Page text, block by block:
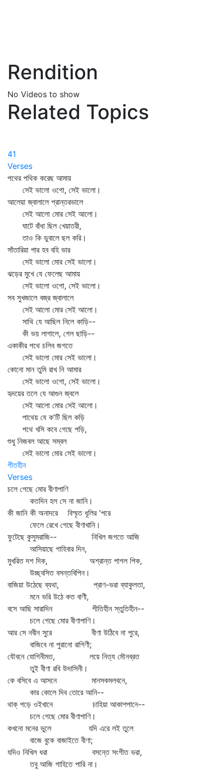
Rendition
No Videos to show
Related Topics
41
Verses
পথের পথিক করেছ আমায়
সেই ভালো ওগো, সেই ভালো।
আলেয়া জ্বালালে প্রান্তরভালে
সেই আলো মোর সেই আলো।
ঘাটে বাঁধা ছিল খেয়াতরী,
তাও কি ডুবালে ছল করি।
সাঁতারিয়া পার হব বহি ভার
সেই ভালো মোর সেই ভালো।
ঝড়ের মুখে যে ফেলেছ আমায়
সেই ভালো ওগো, সেই ভালো।
সব সুখজালে বজ্র জ্বালালে
সেই আলো মোর সেই আলো।
সাথি যে আছিল নিলে কাড়ি--
কী ভয় লাগালে, গেল ছাড়ি--
একাকীর পথে চলিব জগতে
সেই ভালো মোর সেই ভালো।
কোনো মান তুমি রাখ নি আমার
সেই ভালো ওগো, সেই ভালো।
হৃদয়ের তলে যে আগুন জ্বলে
সেই আলো মোর সেই আলো।
পাথেয় যে ক'টি ছিল কড়ি
পথে খসি কবে গেছে পড়ি,
শুধু নিজবল আছে সম্বল
সেই ভালো মোর সেই ভালো।
গীতহীন
Verses
চলে গেছে মোর বীণাপাণি
কতদিন হল সে না জানি।
কী জানি কী অনাদরে বিস্মৃত ধূলির 'পরে
ফেলে রেখে গেছে বীণাখানি।
ফুটেছে কুসুমরাজি-- নিখিল জগতে আজি
আসিয়াছে গাহিবার দিন,
মুখরিত দশ দিক, অশ্রান্ত পাগল পিক,
উচ্ছ্বসিত বসন্তবিপিন।
বাজিয়া উঠেছে ব্যথা, প্রাণ-ভরা ব্যাকুলতা,
মনে ভরি উঠে কত বাণী,
বসে আছি সারাদিন গীতিহীন স্তুতিহীন--
চলে গেছে মোর বীণাপাণি।
আর সে নবীন সুরে বীণা উঠিবে না পুরে,
বাজিবে না পুরানো রাগিণী;
যৌবনে যোগিনীমত, লয়ে নিত্য মৌনব্রত
তুই বীণা রবি উদাসিনী।
কে বসিবে এ আসনে মানসকমলবনে,
কার কোলে দিব তোরে আনি--
থাক্‌ পড়ে ওইখানে চাহিয়া আকাশপানে--
চলে গেছে মোর বীণাপাণি।
কখনো মনের ভুলে যদি এরে লই তুলে
বাজে বুকে বাজাইতে বীণা;
যদিও নিখিল ধরা বসন্তে সংগীত ভরা,
তবু আজি গাহিতে পারি না।